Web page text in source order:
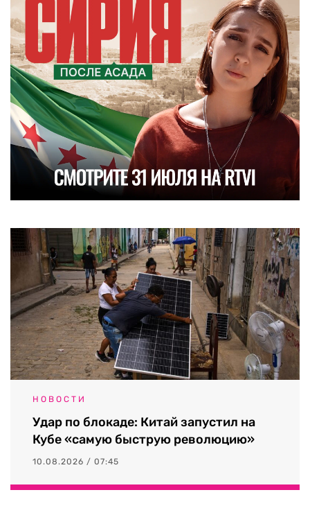
НОВОСТИ
Удар по блокаде: Китай запустил на
Кубе «самую быструю революцию»
10.08.2026 / 07:45